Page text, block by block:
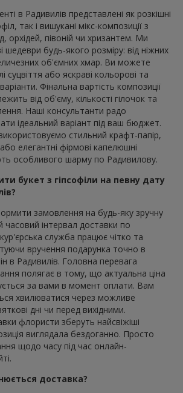
в Радивилів представлені як розкішні
так і вишукані мікс-композиції з
орхідей, півоній чи хризантем. Ми
шедеври будь-якого розміру: від ніжних
об'ємних хмар. Ви можете
суцвіття або яскраві кольорові та
Фінальна вартість композиції
від об'єму, кількості гілочок та
Наші консультанти радо
ідеальний варіант під ваш бюджет.
стильний крафт-папір,
елегантні фірмові капелюшні
особливого шарму по Радивилову.
букет з гіпсофіли на певну дату
замовлення на будь-яку зручну
часовий інтервал доставки по
служба працює чітко та
вручення подарунка точно в
в Радивилів. Головна перевага
полягає в тому, що актуальна ціна
за вами в момент оплати. Вам
хвилюватися через можливе
дні чи перед вихідними.
флористи зберуть найсвіжіші
виглядала бездоганно. Просто
щодо часу під час онлайн-
доставка?